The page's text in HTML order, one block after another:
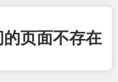
页面不存在